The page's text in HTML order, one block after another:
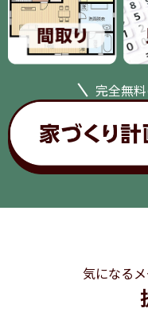
完全無
気になる